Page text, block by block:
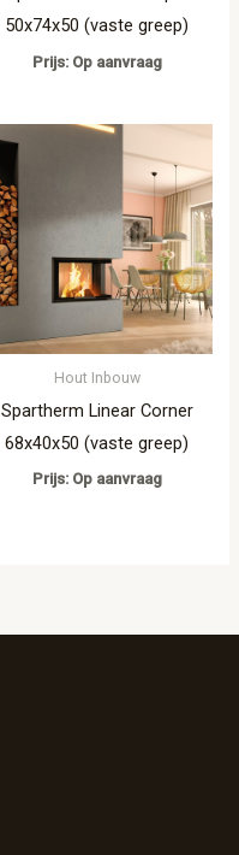
50x74x50 (vaste greep)
Prijs: Op aanvraag
Hout Inbouw
Spartherm Linear Corner
68x40x50 (vaste greep)
Prijs: Op aanvraag